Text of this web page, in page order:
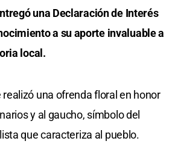
una Declaración de Interés
a su aporte invaluable a
local.
una ofrenda floral en honor
y al gaucho, símbolo del
que caracteriza al pueblo.